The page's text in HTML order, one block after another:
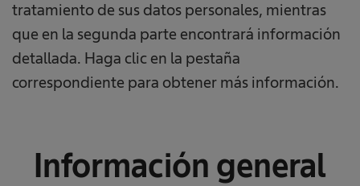
tratamiento de sus datos personales, mientras
que en la segunda parte encontrará información
detallada. Haga clic en la pestaña
correspondiente para obtener más información.
Información general